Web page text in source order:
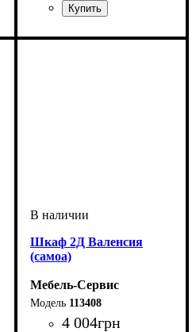
Шкаф 2Д Валенсия
(самоа)
Мебель-Сервис
113408
4 004грн